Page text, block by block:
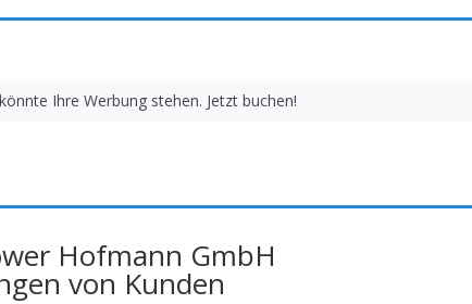
Ihre Werbung stehen. Jetzt buchen!
Hofmann GmbH
von Kunden